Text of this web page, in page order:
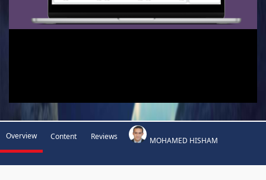
Overview Content Reviews MOHAMED HISHAM